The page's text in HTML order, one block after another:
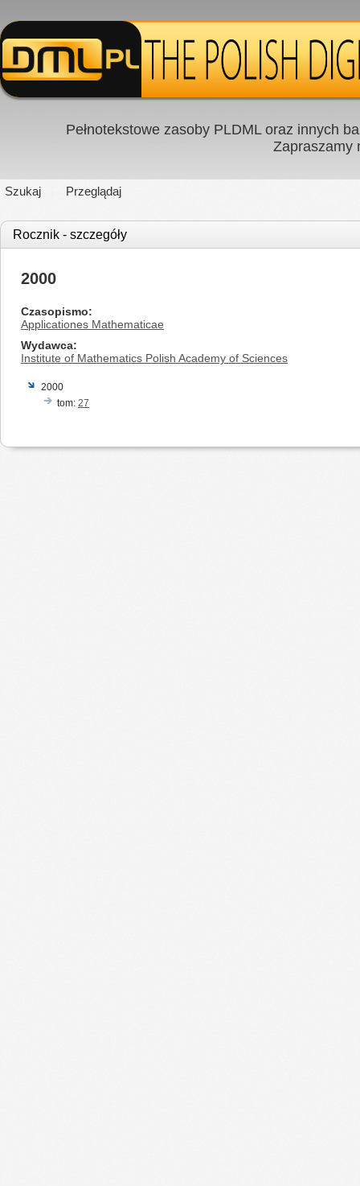
Pełnotekstowe zasoby PLDML oraz innych
Zapraszamy
Szukaj Przeglądaj
Rocznik - szczegóły
2000
Czasopismo
Applicationes Mathematicae
Wydawca
Institute of Mathematics Polish Academy of Sciences
2000
tom: 27